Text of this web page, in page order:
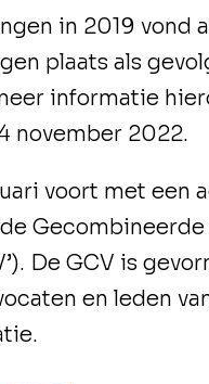
in 2019 vond
plaats als
informatie
november 2022.
voort met een
De GCV is
en leden